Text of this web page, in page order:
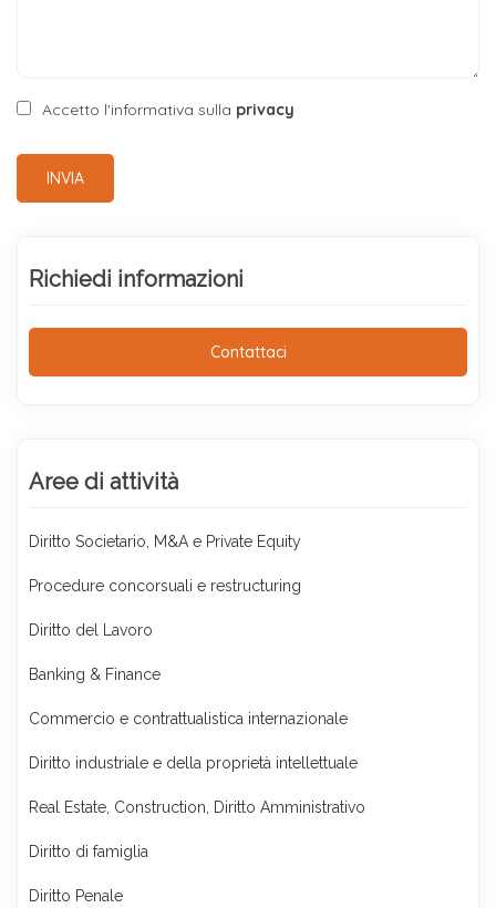
Accetto l'informativa sulla privacy
INVIA
Richiedi informazioni
Contattaci
Aree di attività
Diritto Societario, M&A e Private Equity
Procedure concorsuali e restructuring
Diritto del Lavoro
Banking & Finance
Commercio e contrattualistica internazionale
Diritto industriale e della proprietà intellettuale
Real Estate, Construction, Diritto Amministrativo
Diritto di famiglia
Diritto Penale